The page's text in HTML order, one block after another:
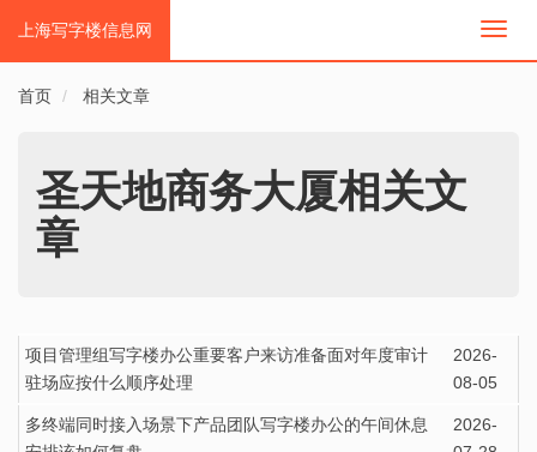
切
上海写字楼信息网
首页 相关文章
圣天地商务大厦相关文
章
项目管理组写字楼办公重要客户来访准备面对年度审计
驻场应按什么顺序处理
2026-
08-05
多终端同时接入场景下产品团队写字楼办公的午间休息
2026-